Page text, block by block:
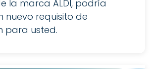
la marca ALDI, podría
nuevo requisito de
para usted.